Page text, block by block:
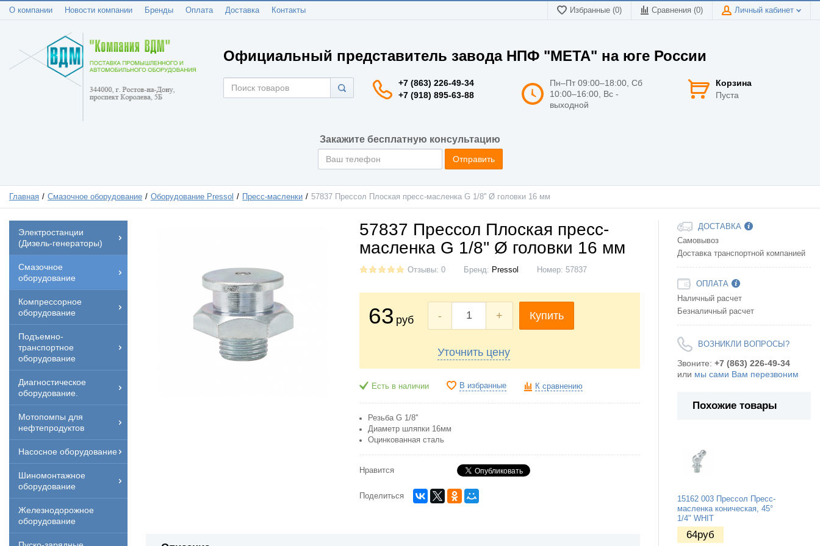
О компании Новости компании Бренды Оплата Доставка Контакты Избранные (0) Сравнения (0) Личный кабинет
Официальный представитель завода НПФ "МЕТА" на юге России
+7 (863) 226-49-34
+7 (918) 895-63-88
Пн–Пт 09:00–18:00, Сб
10:00–16:00, Вс -
выходной
Корзина
Пуста
Закажите бесплатную консультацию
Отправить
Главная Смазочное оборудование Оборудование Pressol Пресс-масленки 57837 Прессол Плоская пресс-масленка G 1/8'' Ø головки 16 мм
Электростанции
(Дизель-генераторы)
Смазочное
оборудование
Компрессорное
оборудование
Подъемно-
транспортное
оборудование
Диагностическое
оборудование.
Мотопомпы для
нефтепродуктов
Насосное оборудование
Шиномонтажное
оборудование
Железнодорожное
оборудование
57837 Прессол Плоская пресс-
масленка G 1/8'' Ø головки 16 мм
Отзывы: 0 Бренд: Pressol Номер: 57837
63 руб - + Купить
Уточнить цену
Есть в наличии В избранные К сравнению
Резьба G 1/8''
Диаметр шляпки 16мм
Оцинкованная сталь
Нравится
Поделиться
ДОСТАВКА
Самовывоз
Доставка транспортной компанией
ОПЛАТА
Наличный расчет
Безналичный расчет
ВОЗНИКЛИ ВОПРОСЫ?
Звоните: +7 (863) 226-49-34
или мы сами Вам перезвоним
Похожие товары
15162 003 Прессол Пресс-
масленка коническая, 45°
1/4" WHIT
64руб